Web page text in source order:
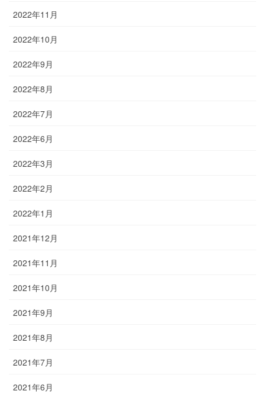
2022年11月
2022年10月
2022年9月
2022年8月
2022年7月
2022年6月
2022年3月
2022年2月
2022年1月
2021年12月
2021年11月
2021年10月
2021年9月
2021年8月
2021年7月
2021年6月